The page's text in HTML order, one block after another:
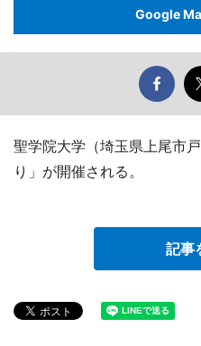
Google
聖学院大学（埼玉県上尾市
り」が開催される。
記事